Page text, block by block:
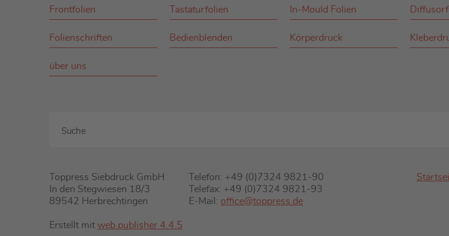
Frontfolien Tastaturfolien In-Mould Folien
Folienschriften Bedienblenden Körperdruck
über uns
Toppress Siebdruck GmbH
In den Stegwiesen 18/3
89542 Herbrechtingen
Telefon: +49 (0)7324 9821-90
Telefax: +49 (0)7324 9821-93
E-Mail: office@toppress.de
Erstellt mit web.publisher 4.4.5